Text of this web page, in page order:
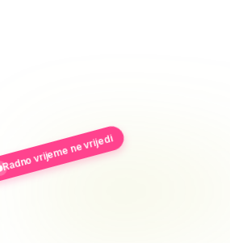
Radno vrijeme ne vrijedi